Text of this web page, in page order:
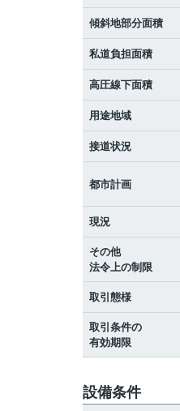
傾斜地部分面積
私道負担面積
高圧線下面積
用途地域
接道状況
都市計画
現況
その他
法令上の制限
取引態様
取引条件の
有効期限
設備条件